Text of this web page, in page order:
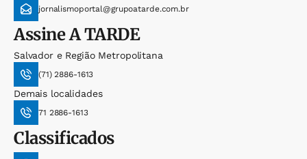
jornalismoportal@grupoatarde.com.br
AssineA TARDE
Salvador e Região Metropolitana
(71) 2886-1613
Demais localidades
71 2886-1613
Classificados